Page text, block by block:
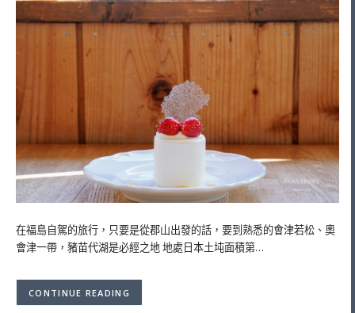
在福島自駕的旅行，只要是從郡山出發的話，要到熟悉的會津若松、奧
會津一帶，豬苗代湖是必經之地 地處日本土坉面積第…
CONTINUE READING